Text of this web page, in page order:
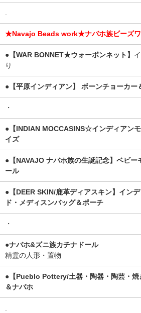
.
★Navajo Beads work★ナバホ族ビーズワ
●【WAR BONNET★ウォーボンネット】
り
●【平原インディアン】 ボーンチョーカー
・
●【INDIAN MOCCASINS☆インディアン
イズ
●【NAVAJO ナバホ族の生誕記念】ベビー
ール
●【DEER SKIN/鹿革ディアスキン】イン
ド・メディスンバッグ＆ポーチ
・
●ナバホ&ズニ族カチナドール
精霊の人形・置物
●【Pueblo Pottery/土器・陶器・陶芸・焼
＆ナバホ
.